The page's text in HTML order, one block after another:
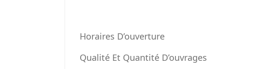
Horaires D’ouverture
Qualité Et Quantité D’ouvrages